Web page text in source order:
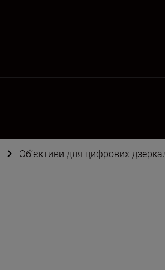
Об’єктиви для цифрових